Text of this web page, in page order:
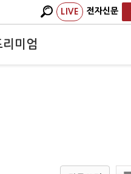
LIVE 전자신문
리미엄